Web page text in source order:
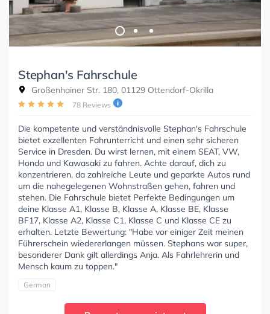
Stephan's Fahrschule
Großenhainer Str. 180, 01129 Ottendorf-Okrilla
78 Reviews
Die kompetente und verständnisvolle Stephan's Fahrschule
bietet exzellenten Fahrunterricht und einen sehr sicheren
Service in Dresden. Du wirst lernen, mit einem SEAT, VW,
Honda und Kawasaki zu fahren. Achte darauf, dich zu
konzentrieren, da zahlreiche Leute und geparkte Autos rund
um die nahegelegenen Wohnstraßen gehen, fahren und
stehen. Die Fahrschule bietet Perfekte Bedingungen um
deine Klasse A1, Klasse B, Klasse A, Klasse BE, Klasse
BF17, Klasse A2, Klasse C1, Klasse C und Klasse CE zu
erhalten. Letzte Bewertung: "Habe vor einiger Zeit meinen
Führerschein wiedererlangen müssen. Stephans war super,
besonderer Dank gilt allerdings Anja. Als Fahrlehrerin und
Mensch kaum zu toppen."
German